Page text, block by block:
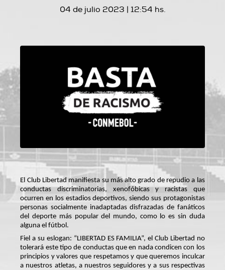
04 de julio 2023 | 12:54 hs.
El Club Libertad manifiesta su más alto grado de repudio a las
conductas discriminatorias, xenofóbicas y racistas que
ocurren en los estadios deportivos, siendo sus protagonistas
personas socialmente inadaptadas disfrazadas de fanáticos
del deporte más popular del mundo, como lo es sin duda
alguna el fútbol.
Fiel a su eslogan: “LIBERTAD ES FAMILIA”, el Club Libertad no
tolerará este tipo de conductas que en nada condicen con los
principios y valores que respetamos y que queremos inculcar
a nuestros atletas, a nuestros seguidores y a sus respectivas